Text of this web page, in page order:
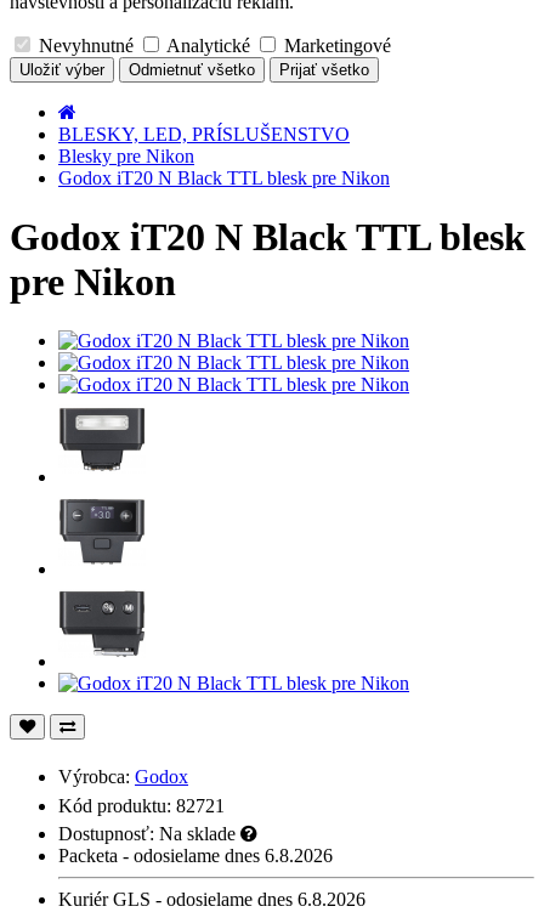
Nevyhnutné Analytické Marketingové
Uložiť výber Odmietnuť všetko Prijať všetko
BLESKY, LED, PRÍSLUŠENSTVO
Blesky pre Nikon
Godox iT20 N Black TTL blesk pre Nikon
Godox iT20 N Black TTL blesk
pre Nikon
Výrobca: Godox
Kód produktu: 82721
Dostupnosť: Na sklade
Packeta - odosielame dnes 6.8.2026
Kuriér GLS - odosielame dnes 6.8.2026